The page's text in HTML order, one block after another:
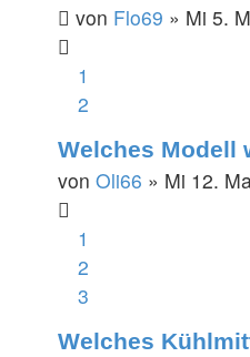
von Flo69 » Mi 5.
1
2
Welches Modell
von Oli66 » Mi 12.
1
2
3
Welches